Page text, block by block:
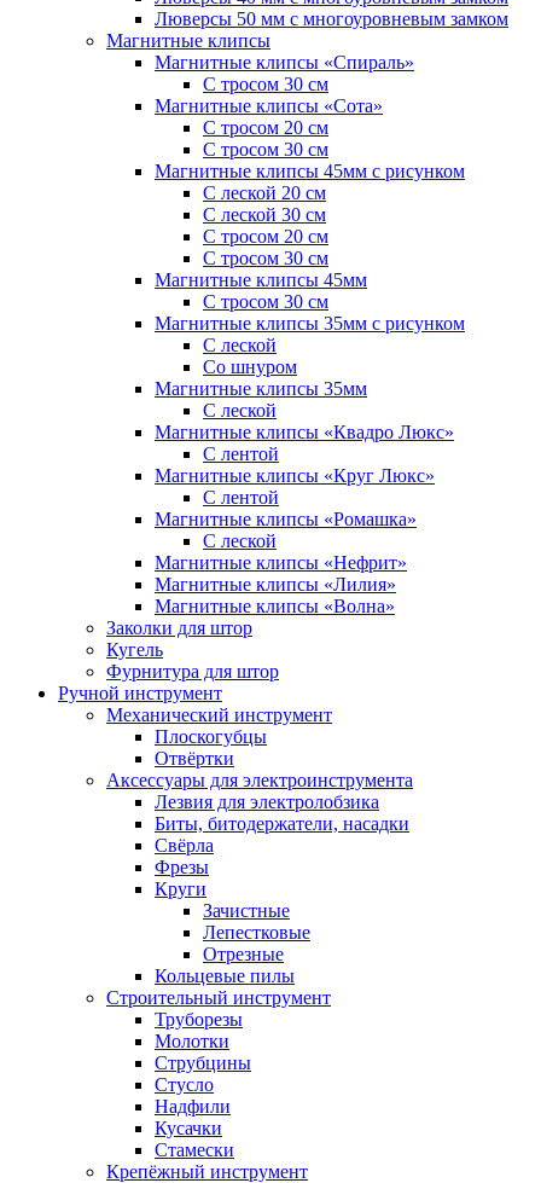
Люверсы 50 мм с многоуровневым замком
Магнитные клипсы
Магнитные клипсы «Спираль»
С тросом 30 см
Магнитные клипсы «Сота»
С тросом 20 см
С тросом 30 см
Магнитные клипсы 45мм с рисунком
С леской 20 см
С леской 30 см
С тросом 20 см
С тросом 30 см
Магнитные клипсы 45мм
С тросом 30 см
Магнитные клипсы 35мм с рисунком
С леской
Со шнуром
Магнитные клипсы 35мм
С леской
Магнитные клипсы «Квадро Люкс»
С лентой
Магнитные клипсы «Круг Люкс»
С лентой
Магнитные клипсы «Ромашка»
С леской
Магнитные клипсы «Нефрит»
Магнитные клипсы «Лилия»
Магнитные клипсы «Волна»
Заколки для штор
Кугель
Фурнитура для штор
Ручной инструмент
Механический инструмент
Плоскогубцы
Отвёртки
Аксессуары для электроинструмента
Лезвия для электролобзика
Биты, битодержатели, насадки
Свёрла
Фрезы
Круги
Зачистные
Лепестковые
Отрезные
Кольцевые пилы
Строительный инструмент
Труборезы
Молотки
Струбцины
Стусло
Надфили
Кусачки
Стамески
Крепёжный инструмент